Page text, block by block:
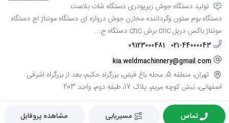
تولید دستگاه جوش زیرپودری دستگاه شات بلاست
دستگاه بوم ستون وگرداننده مخازن جوش دروازه ای دستگاه مونتاژ اچ دستگاه
مونتاژ باکس دریل cnc برش cnc دستگاه ج...
021-44000043
09123000481
kia.weldmachinnery@gmail.com
تهران، منطقه 5، محله باغ فیض، بزرگراه حکیم، بعد از بزرگراه اشرفی
اصفهانی، نبش کوچه مریم، پلاک 17، طبقه دوم، واحد 203
تماس مسیریابی مشاهده پروفایل